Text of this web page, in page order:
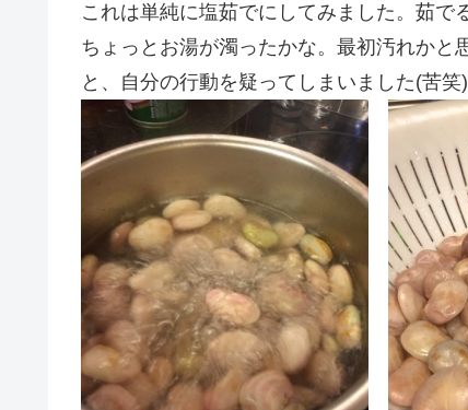
これは単純に塩茹でにしてみました。茹で
ちょっとお湯が濁ったかな。最初汚れかと
と、自分の行動を疑ってしまいました(苦笑)